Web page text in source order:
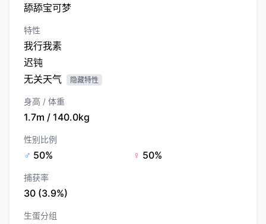
舔舔宝可梦
特性
我行我素
迟钝
无关天气
隐藏特性
身高 / 体重
1.7m / 140.0kg
性别比例
♂ 50% ♀ 50%
捕获率
30 (3.9%)
生蛋分组